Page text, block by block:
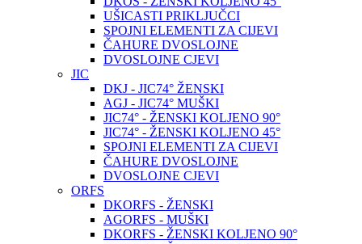
UŠICASTI PRIKLJUČCI
SPOJNI ELEMENTI ZA CIJEVI
ČAHURE DVOSLOJNE
DVOSLOJNE CJEVI
JIC
DKJ - JIC74° ŽENSKI
AGJ - JIC74° MUŠKI
JIC74° - ŽENSKI KOLJENO 90°
JIC74° - ŽENSKI KOLJENO 45°
SPOJNI ELEMENTI ZA CIJEVI
ČAHURE DVOSLOJNE
DVOSLOJNE CJEVI
ORFS
DKORFS - ŽENSKI
AGORFS - MUŠKI
DKORFS - ŽENSKI KOLJENO 90°